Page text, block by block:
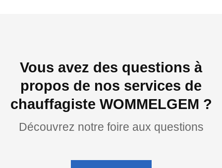
Vous avez des questions à
propos de nos services de
chauffagiste WOMMELGEM ?
Découvrez notre foire aux questions